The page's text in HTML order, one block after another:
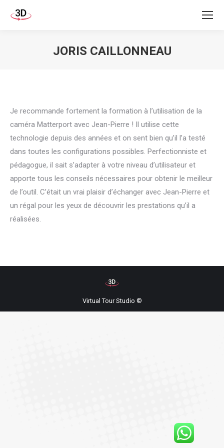
JORIS CAILLONNEAU
Je recommande fortement la formation à l’utilisation de la
caméra Matterport avec Jean-Pierre ! Il utilise cette
technologie depuis des années et on sent bien qu’il l’a testé
dans toutes les configurations possibles. Perfectionniste et
pédagogue, il sait s’adapter à votre niveau d’utilisateur et
apporte tous les conseils nécessaires pour obtenir le meilleur
de l’outil. C’était un vrai plaisir d’échanger avec Jean-Pierre et
un régal pour les yeux de découvrir les prestations qu’il a
réalisées.
Virtual Tour Studio ©